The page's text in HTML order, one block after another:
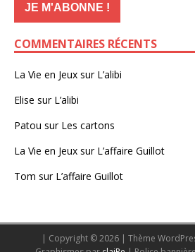
COMMENTAIRES RÉCENTS
La Vie en Jeux sur L’alibi
Elise sur L’alibi
Patou sur Les cartons
La Vie en Jeux sur L’affaire Guillot
Tom sur L’affaire Guillot
| Copyright © 2026 | Thème